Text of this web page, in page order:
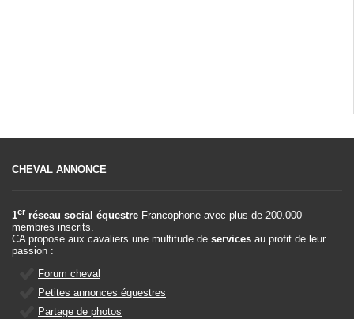
CHEVAL ANNONCE
1er réseau social équestre Francophone avec plus de 200.000
membres inscrits.
CA propose aux cavaliers une multitude de services au profit de leur
passion :
Forum cheval
Petites annonces équestres
Partage de photos